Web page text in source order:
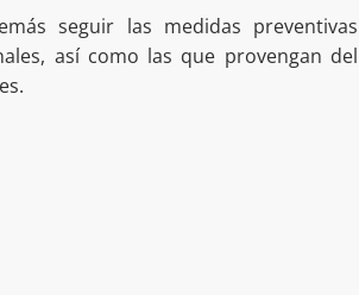
seguir las medidas preventivas
así como las que provengan del